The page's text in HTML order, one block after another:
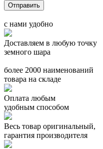
с нами удобно
Доставляем в любую точку
земного шара
более 2000 наименований
товара на складе
Оплата любым
удобным способом
Весь товар оригинальный,
гарантия производителя